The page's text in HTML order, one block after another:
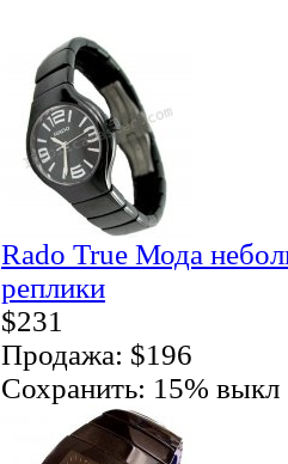
Rado True Мода
реплики
$231
Продажа: $196
Сохранить: 15% выкл